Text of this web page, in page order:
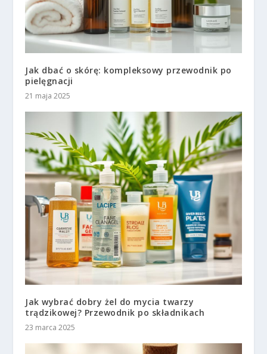
Jak dbać o skórę: kompleksowy przewodnik po
pielęgnacji
21 maja 2025
Jak wybrać dobry żel do mycia twarzy
trądzikowej? Przewodnik po składnikach
23 marca 2025